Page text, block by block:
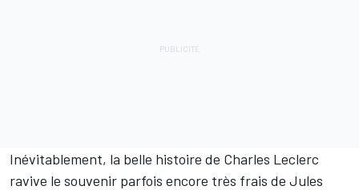
Inévitablement, la belle histoire de Charles Leclerc
ravive le souvenir parfois encore très frais de Jules